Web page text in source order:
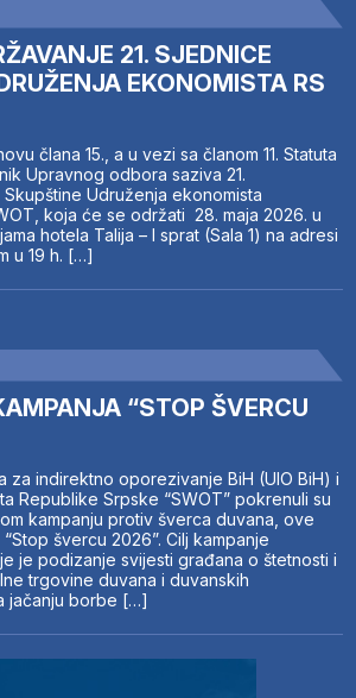
21. SJEDNICE
EKONOMISTA RS
člana 15., a u vezi sa članom 11. Statuta
Upravnog odbora saziva 21.
Udruženja ekonomista
koja će se održati 28. maja 2026. u
hotela Talija – I sprat (Sala 1) na adresi
u 19 h. […]
“STOP ŠVERCU
za indirektno oporezivanje BiH (UIO BiH) i
Republike Srpske “SWOT” pokrenuli su
kampanju protiv šverca duvana, ove
švercu 2026”. Cilj kampanje
je podizanje svijesti građana o štetnosti i
trgovine duvana i duvanskih
jačanju borbe […]